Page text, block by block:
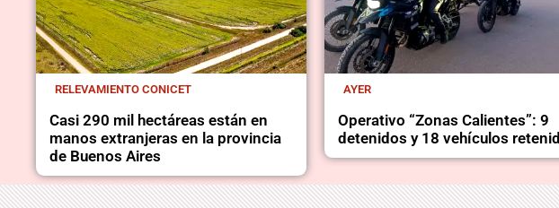
RELEVAMIENTO CONICET
Casi 290 mil hectáreas están en
manos extranjeras en la provincia
de Buenos Aires
AYER
Operativo “Zonas Calientes”: 9
detenidos y 18 vehículos